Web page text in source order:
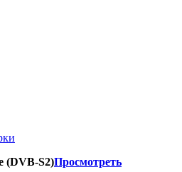
(DVB-S2)Просмотреть